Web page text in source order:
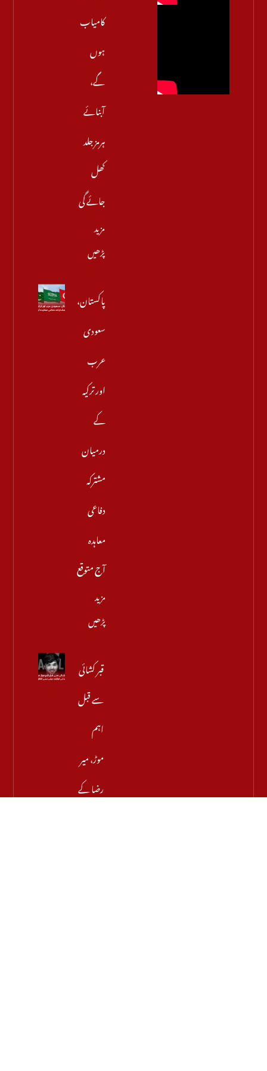
کامیاب
ہوں
گے،
آبنائے
ہرمز جلد
کھل
جائے گی
مزید
پڑھیں
پاکستان،
سعودی
عرب
اور ترکیہ
کے
درمیان
مشترکہ
دفاعی
معاہدہ
آج متوقع
مزید
پڑھیں
قبر کشائی
سے قبل
اہم
موڑ، میر
رضا کے